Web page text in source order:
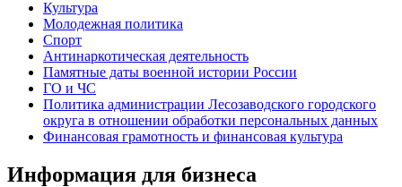
Культура
Молодежная политика
Спорт
Антинаркотическая деятельность
Памятные даты военной истории России
ГО и ЧС
Политика администрации Лесозаводского городского
округа в отношении обработки персональных данных
Финансовая грамотность и финансовая культура
Информация для бизнеса